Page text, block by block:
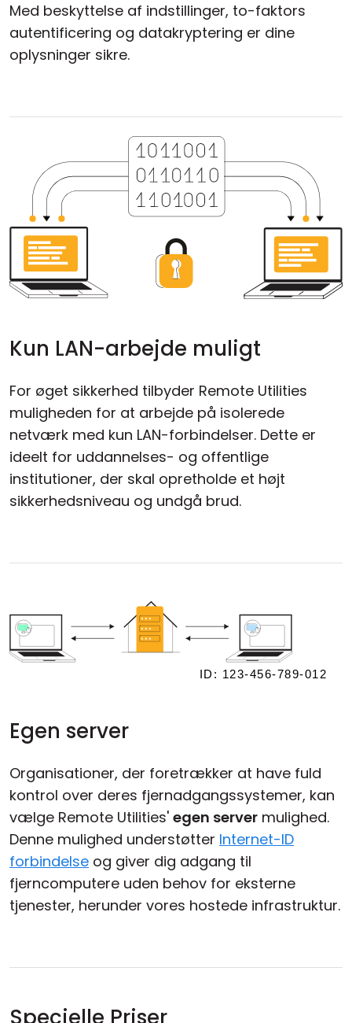
Med beskyttelse af indstillinger, to-faktors
autentificering og datakryptering er dine
oplysninger sikre.
Kun LAN-arbejde muligt
For øget sikkerhed tilbyder Remote Utilities
muligheden for at arbejde på isolerede
netværk med kun LAN-forbindelser. Dette er
ideelt for uddannelses- og offentlige
institutioner, der skal opretholde et højt
sikkerhedsniveau og undgå brud.
Egen server
Organisationer, der foretrækker at have fuld
kontrol over deres fjernadgangssystemer, kan
vælge Remote Utilities' egen server mulighed.
Denne mulighed understøtter Internet-ID
forbindelse og giver dig adgang til
fjerncomputere uden behov for eksterne
tjenester, herunder vores hostede infrastruktur.